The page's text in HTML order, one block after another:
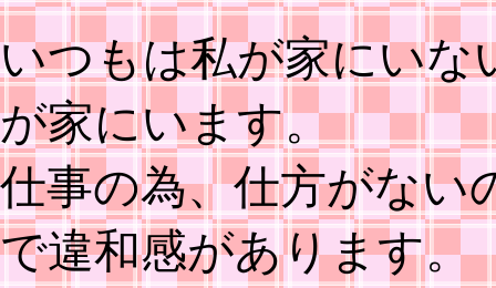
いつもは私が家にいな
が家にいます。
仕事の為、仕方がない
で違和感があります。